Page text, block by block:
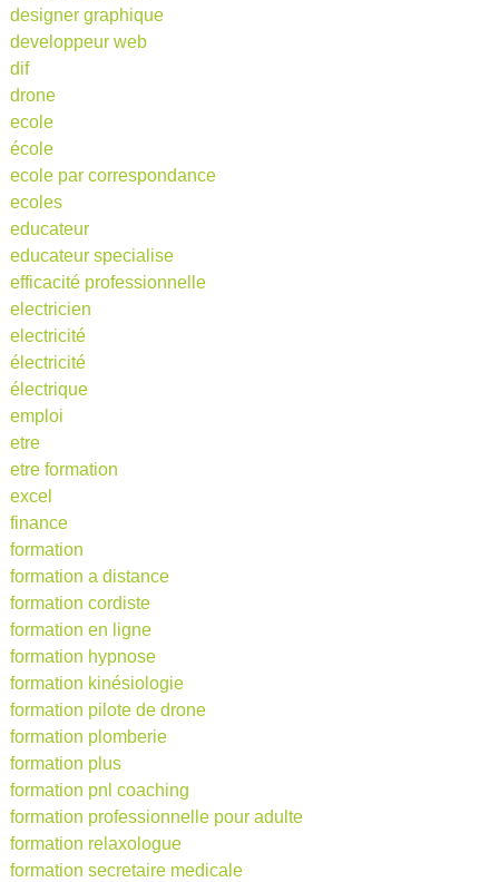
designer graphique
developpeur web
dif
drone
ecole
école
ecole par correspondance
ecoles
educateur
educateur specialise
efficacité professionnelle
electricien
electricité
électricité
électrique
emploi
etre
etre formation
excel
finance
formation
formation a distance
formation cordiste
formation en ligne
formation hypnose
formation kinésiologie
formation pilote de drone
formation plomberie
formation plus
formation pnl coaching
formation professionnelle pour adulte
formation relaxologue
formation secretaire medicale